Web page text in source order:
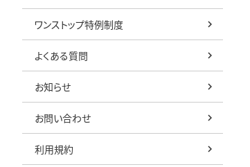
ワンストップ特例制度
よくある質問
お知らせ
お問い合わせ
利用規約